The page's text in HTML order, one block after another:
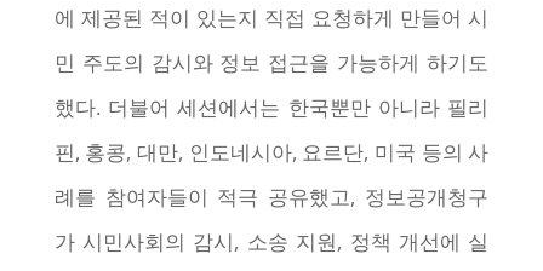
에 제공된 적이 있는지 직접 요청하게 만들어 시
민 주도의 감시와 정보 접근을 가능하게 하기도
했다. 더불어 세션에서는 한국뿐만 아니라 필리
핀, 홍콩, 대만, 인도네시아, 요르단, 미국 등의 사
례를 참여자들이 적극 공유했고, 정보공개청구
가 시민사회의 감시, 소송 지원, 정책 개선에 실